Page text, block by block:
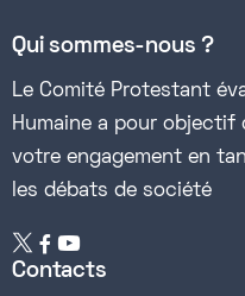
Qui sommes-nous ?
Le Comité Protestant
Humaine a pour objectif
votre engagement en
les débats de société
 
Contacts